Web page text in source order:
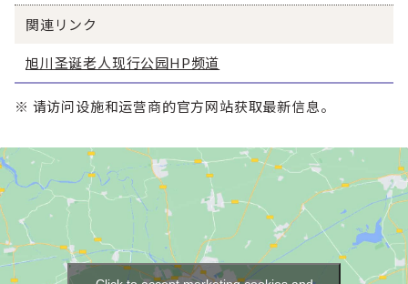
関連リンク
旭川圣诞老人现行公园HP频道
※ 请访问设施和运营商的官方网站获取最新信息。